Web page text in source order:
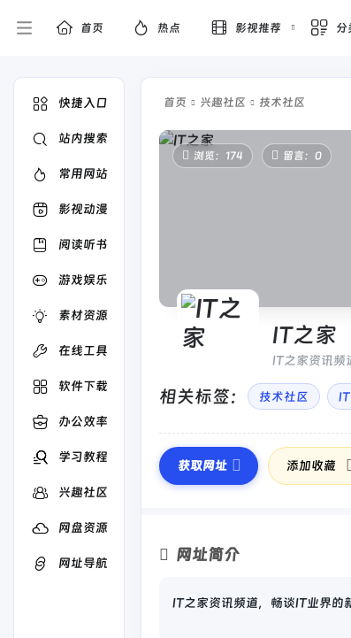
首页 热点 影视推荐 分
快捷入口
站内搜索
常用网站
影视动漫
阅读听书
游戏娱乐
素材资源
在线工具
软件下载
办公效率
学习教程
兴趣社区
网盘资源
网址导航
首页 兴趣社区 技术社区
浏览：174 留言：0
IT之家
IT之家资讯频
相关标签： 技术社区
获取网址 添加收藏
网址简介
IT之家资讯频道，畅谈IT业界的